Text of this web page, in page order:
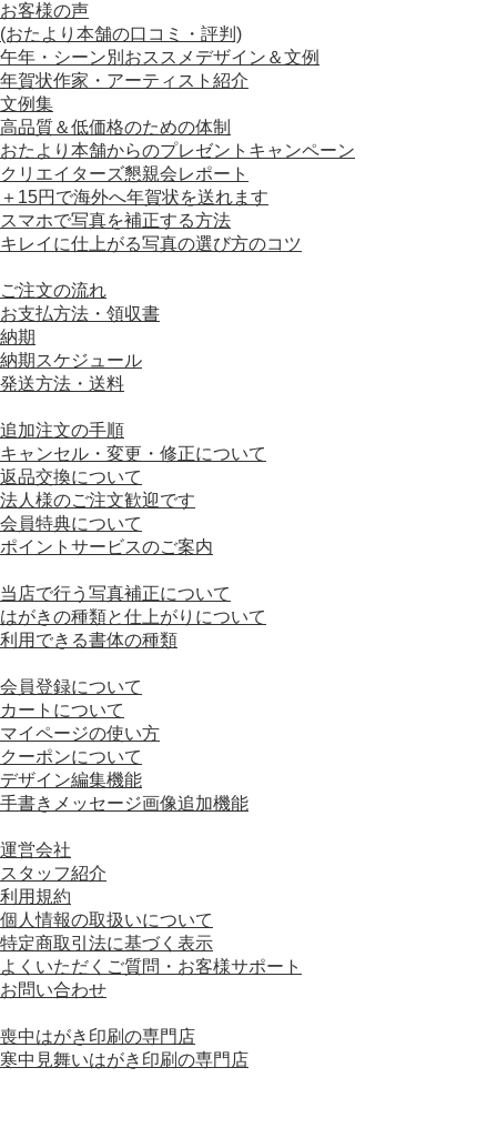
お客様の声
(おたより本舗の口コミ・評判)
午年・シーン別おススメデザイン＆文例
年賀状作家・アーティスト紹介
文例集
高品質＆低価格のための体制
おたより本舗からのプレゼントキャンペーン
クリエイターズ懇親会レポート
＋15円で海外へ年賀状を送れます
スマホで写真を補正する方法
キレイに仕上がる写真の選び方のコツ
ご注文の流れ
お支払方法・領収書
納期
納期スケジュール
発送方法・送料
追加注文の手順
キャンセル・変更・修正について
返品交換について
法人様のご注文歓迎です
会員特典について
ポイントサービスのご案内
当店で行う写真補正について
はがきの種類と仕上がりについて
利用できる書体の種類
会員登録について
カートについて
マイページの使い方
クーポンについて
デザイン編集機能
手書きメッセージ画像追加機能
運営会社
スタッフ紹介
利用規約
個人情報の取扱いについて
特定商取引法に基づく表示
よくいただくご質問・お客様サポート
お問い合わせ
喪中はがき印刷の専門店
寒中見舞いはがき印刷の専門店